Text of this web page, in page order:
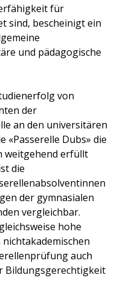
für
sind, bescheinigt ein
und pädagogische
von
der
an den universitären
«Passerelle Dubs» die
weitgehend erfüllt
die
der gymnasialen
vergleichbar.
hohe
auch
Bildungsgerechtigkeit